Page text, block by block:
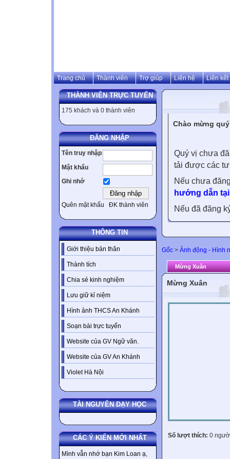
Trang chủ Thành viên Trợ giúp Liên hệ Liên kết
THÀNH VIÊN TRỰC TUYẾN
175 khách và 0 thành viên
ĐĂNG NHẬP
Tên truy nhập
Mật khẩu
Ghi nhớ
Quên mật khẩu ĐK thành viên
THÔNG TIN
Giới thiệu bản thân
Thành tích
Chia sẻ kinh nghiệm
Lưu giữ kỉ niệm
Hình ảnh THCS An Khánh
Soạn bài trực tuyến
Website của GV Ngữ văn.
Website của GV An Khánh
Violet Hà Nội
TÀI NGUYÊN DẠY HỌC
CÁC Ý KIẾN MỚI NHẤT
Mình vẫn nhớ bạn Kim Loan ạ,
Chào mừng
Quý vị chưa
tải được các
Nếu chưa
hướng dẫn
Nếu đã đăng
Gốc > Ảnh động - Hình
Mừng Xuân
Mừng Xuân
Số lượt thích: 0